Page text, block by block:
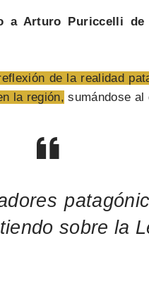
a Arturo Puriccelli
de la realidad
la región, sumándose al
sobre la